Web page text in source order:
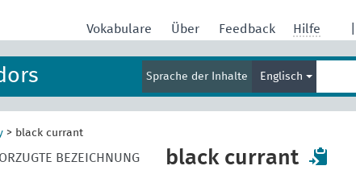
Vokabulare Über Feedback Hilfe
Sprache der Inhalte Englisch
> black currant
BEZEICHNUNG black currant